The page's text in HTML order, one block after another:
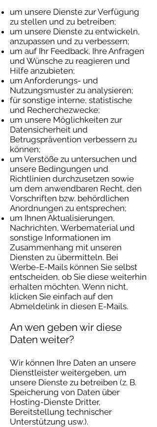
um unsere Dienste zur Verfügung
zu stellen und zu betreiben;
um unsere Dienste zu entwickeln,
anzupassen und zu verbessern;
um auf Ihr Feedback, Ihre Anfragen
und Wünsche zu reagieren und
Hilfe anzubieten;
um Anforderungs- und
Nutzungsmuster zu analysieren;
für sonstige interne, statistische
und Recherchezwecke;
um unsere Möglichkeiten zur
Datensicherheit und
Betrugsprävention verbessern zu
können;
um Verstöße zu untersuchen und
unsere Bedingungen und
Richtlinien durchzusetzen sowie
um dem anwendbaren Recht, den
Vorschriften bzw. behördlichen
Anordnungen zu entsprechen;
um Ihnen Aktualisierungen,
Nachrichten, Werbematerial und
sonstige Informationen im
Zusammenhang mit unseren
Diensten zu übermitteln. Bei
Werbe-E-Mails können Sie selbst
entscheiden, ob Sie diese weiterhin
erhalten möchten. Wenn nicht,
klicken Sie einfach auf den
Abmeldelink in diesen E-Mails.
An wen geben wir diese
Daten weiter?
Wir können Ihre Daten an unsere
Dienstleister weitergeben, um
unsere Dienste zu betreiben (z. B.
Speicherung von Daten über
Hosting-Dienste Dritter,
Bereitstellung technischer
Unterstützung usw.).